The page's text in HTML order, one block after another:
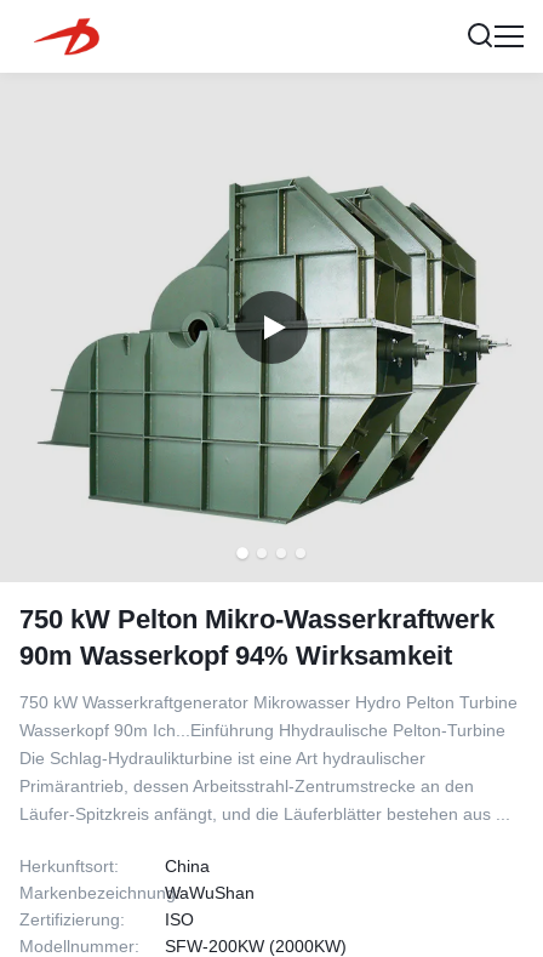
750 kW Pelton Mikro-Wasserkraftwerk
90m Wasserkopf 94% Wirksamkeit
750 kW Wasserkraftgenerator Mikrowasser Hydro Pelton Turbine
Wasserkopf 90m Ich...Einführung Hhydraulische Pelton-Turbine
Die Schlag-Hydraulikturbine ist eine Art hydraulischer
Primärantrieb, dessen Arbeitsstrahl-Zentrumstrecke an den
Läufer-Spitzkreis anfängt, und die Läuferblätter bestehen aus ...
Herkunftsort:
China
Markenbezeichnung:WaWuShan
Zertifizierung:
ISO
Modellnummer:
SFW-200KW (2000KW)